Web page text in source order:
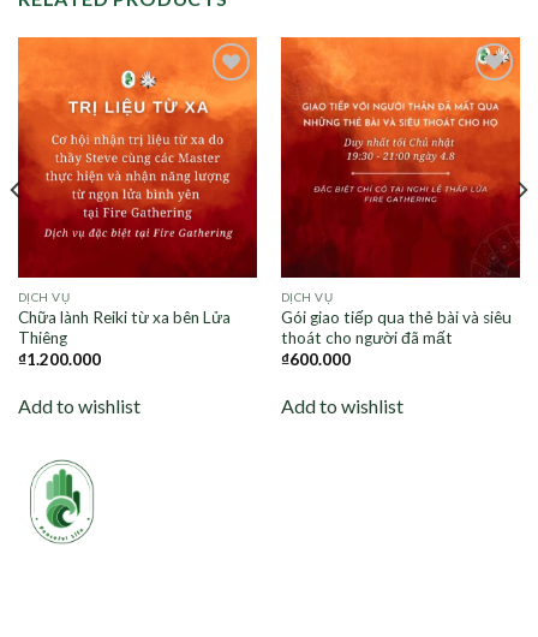
wishlist
DỊCH VỤ
Chữa lành Reiki từ xa bên Lửa
Thiêng
₫1.200.000
Add to wishlist
Add to
wishlist
DỊCH VỤ
Gói giao tiếp qua thẻ bài và siêu
thoát cho người đã mất
₫600.000
Add to wishlist